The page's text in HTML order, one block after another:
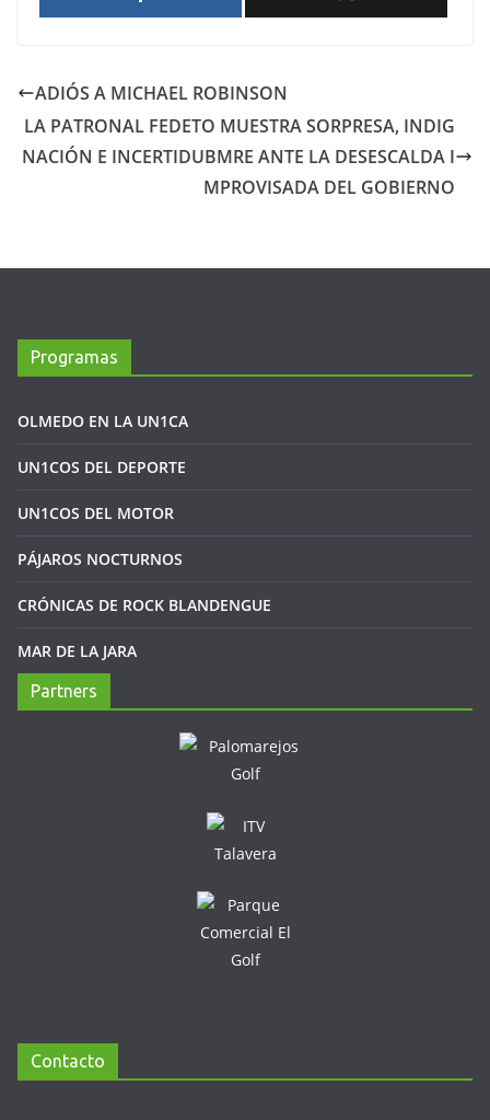
ADIÓS A MICHAEL ROBINSON
LA PATRONAL FEDETO MUESTRA SORPRESA, INDIG
NACIÓN E INCERTIDUBMRE ANTE LA DESESCALDA I
MPROVISADA DEL GOBIERNO
Programas
OLMEDO EN LA UN1CA
UN1COS DEL DEPORTE
UN1COS DEL MOTOR
PÁJAROS NOCTURNOS
CRÓNICAS DE ROCK BLANDENGUE
MAR DE LA JARA
Partners
Contacto